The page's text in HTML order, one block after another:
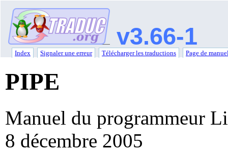
v3.66-1
Index Signaler une erreur Télécharger les traductions Page de
PIPE
Manuel du programmeur
8 décembre 2005